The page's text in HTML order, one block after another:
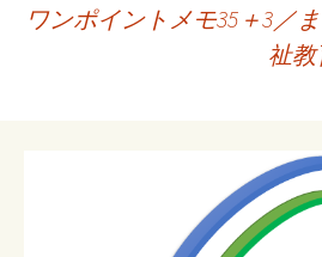
ワンポイントメモ35＋3／
祉